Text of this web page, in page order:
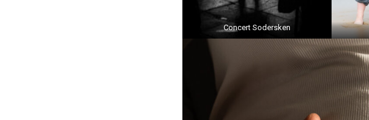
Concert Sodersken